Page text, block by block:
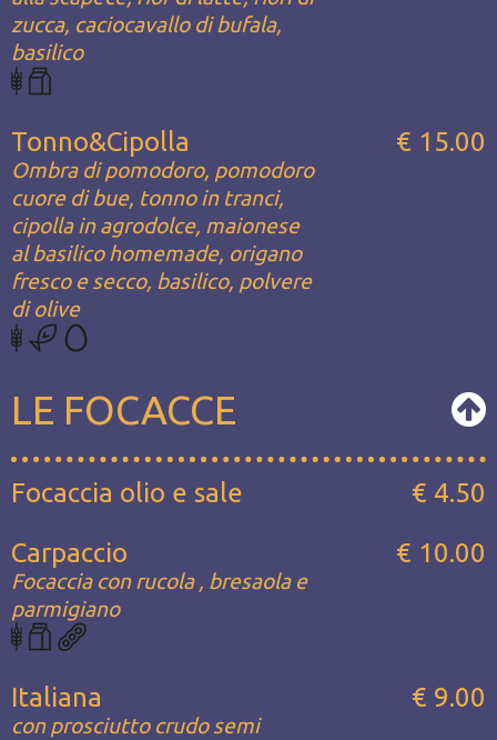
zucca, caciocavallo di bufala,
basilico
Tonno&Cipolla
Ombra di pomodoro, pomodoro
cuore di bue, tonno in tranci,
cipolla in agrodolce, maionese
al basilico homemade, origano
fresco e secco, basilico, polvere
di olive
€ 15.00
LE FOCACCE
Focaccia olio e sale
€ 4.50
Carpaccio
Focaccia con rucola , bresaola e
parmigiano
€ 10.00
Italiana
con prosciutto crudo semi
€ 9.00